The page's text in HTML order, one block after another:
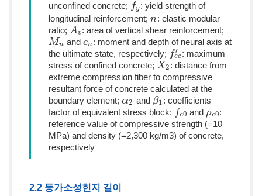
unconfined concrete; fy
fy : yield strength of
longitudinal reinforcement; n
n : elastic modular
ratio; Av
Av : area of vertical shear reinforcement;
Mn
Mn andcn
cn: moment and depth of neural axis at
the ultimate state, respectively; f′
cc
fcc′: maximum
stress of confined concrete; X2
X2 : distance from
extreme compression fiber to compressive
resultant force of concrete calculated at the
boundary element; α2
α2 and β1
β1 : coefficients
factor of equivalent stress block; fc0
fc0 and ρc0
ρc0:
reference value of compressive strength (=10
MPa) and density (=2,300 kg/m3) of concrete,
respectively
2.2 등가소성힌지 길이